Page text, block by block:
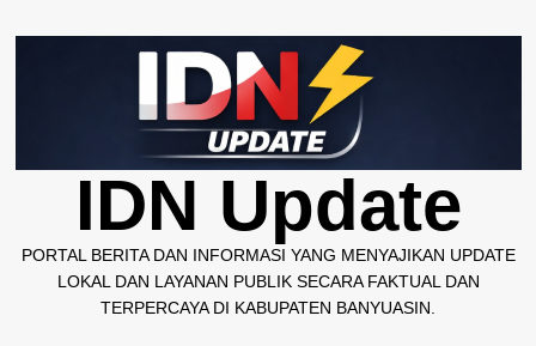
to
IDN Update
PORTAL BERITA DAN INFORMASI YANG MENYAJIKAN UPDATE
LOKAL DAN LAYANAN PUBLIK SECARA FAKTUAL DAN
TERPERCAYA DI KABUPATEN BANYUASIN.